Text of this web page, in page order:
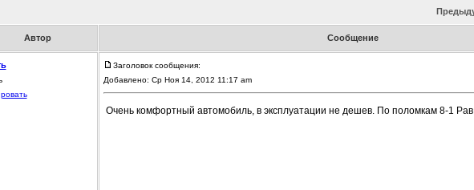
Автор Сообщение
Заголовок сообщения:
Добавлено: Ср Ноя 14, 2012 11:17 am
Очень комфортный автомобиль, в эксплуатации не дешев. По поломкам 8-1 Рав